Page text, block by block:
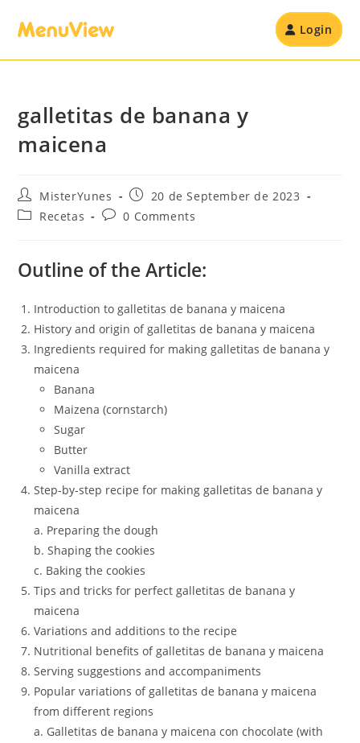
Login
galletitas de banana y
maicena
MisterYunes
20 de September de 2023
Recetas
0 Comments
Outline of the Article:
Introduction to galletitas de banana y maicena
History and origin of galletitas de banana y maicena
Ingredients required for making galletitas de banana y
maicena
Banana
Maizena (cornstarch)
Sugar
Butter
Vanilla extract
Step-by-step recipe for making galletitas de banana y
maicena
a. Preparing the dough
b. Shaping the cookies
c. Baking the cookies
Tips and tricks for perfect galletitas de banana y
maicena
Variations and additions to the recipe
Nutritional benefits of galletitas de banana y maicena
Serving suggestions and accompaniments
Popular variations of galletitas de banana y maicena
from different regions
a. Galletitas de banana y maicena con chocolate (with